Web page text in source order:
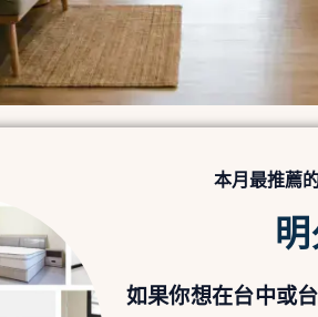
本月最推薦
如果你想在台中或